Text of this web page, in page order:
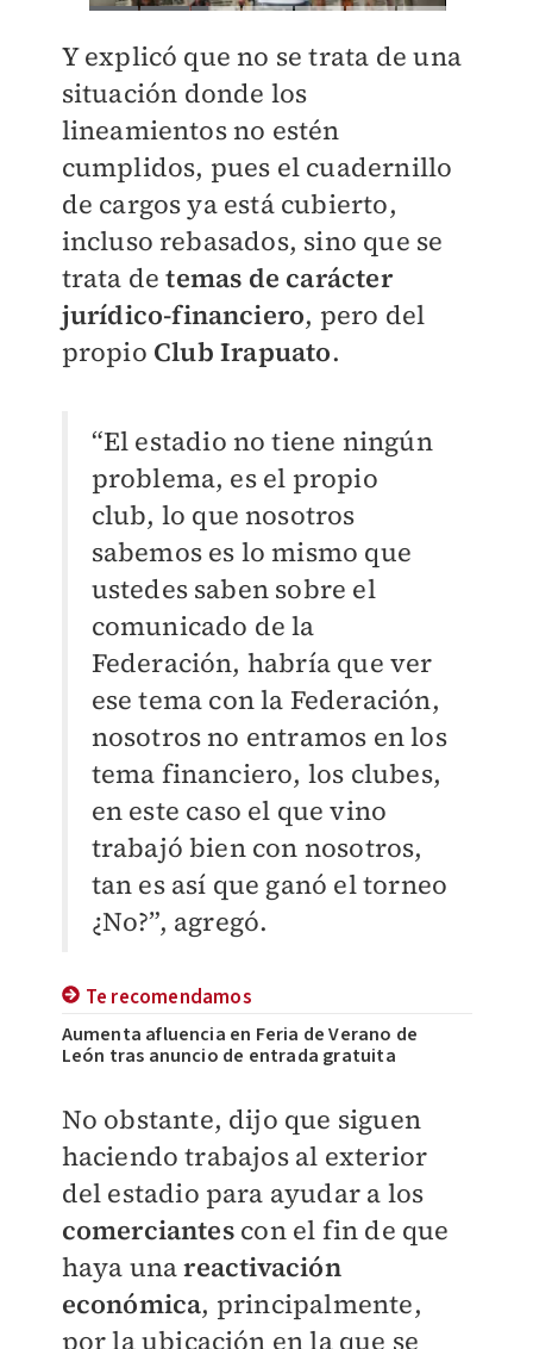
Y explicó que no se trata de una
situación donde los
lineamientos no estén
cumplidos, pues el cuadernillo
de cargos ya está cubierto,
incluso rebasados, sino que se
trata detemas de carácter
jurídico-financiero, pero del
propio Club Irapuato.
“El estadio no tiene ningún
problema, es el propio
club, lo que nosotros
sabemos es lo mismo que
ustedes saben sobre el
comunicado de la
Federación, habría que ver
ese tema con la Federación,
nosotros no entramos en los
tema financiero, los clubes,
en este caso el que vino
trabajó bien con nosotros,
tan es así que ganó el torneo
¿No?”, agregó.
Te recomendamos
Aumenta afluencia en Feria de Verano de
León tras anuncio de entrada gratuita
No obstante, dijo que siguen
haciendo trabajos al exterior
del estadio para ayudar a los
comerciantescon el fin de que
haya unareactivación
económica, principalmente,
por la ubicación en la que se